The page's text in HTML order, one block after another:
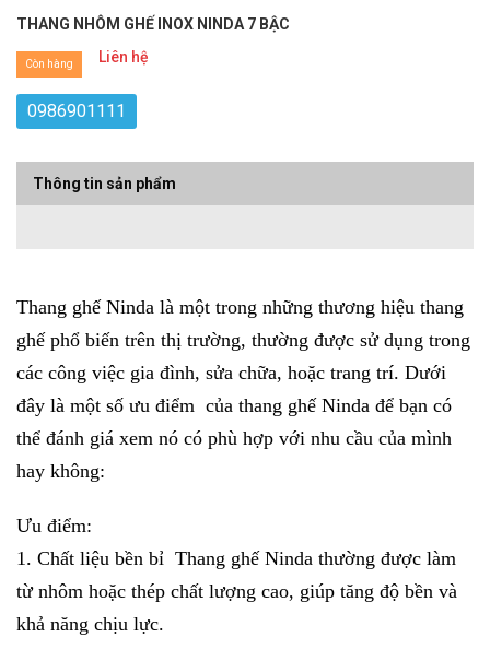
THANG NHÔM GHẾ INOX NINDA 7 BẬC
Liên hệ
Còn hàng
0986901111
Thông tin sản phẩm
Thang ghế Ninda là một trong những thương hiệu thang
ghế phổ biến trên thị trường, thường được sử dụng trong
các công việc gia đình, sửa chữa, hoặc trang trí. Dưới
đây là một số ưu điểm của thang ghế Ninda để bạn có
thể đánh giá xem nó có phù hợp với nhu cầu của mình
hay không:
Ưu điểm:
1. Chất liệu bền bỉ Thang ghế Ninda thường được làm
từ nhôm hoặc thép chất lượng cao, giúp tăng độ bền và
khả năng chịu lực.